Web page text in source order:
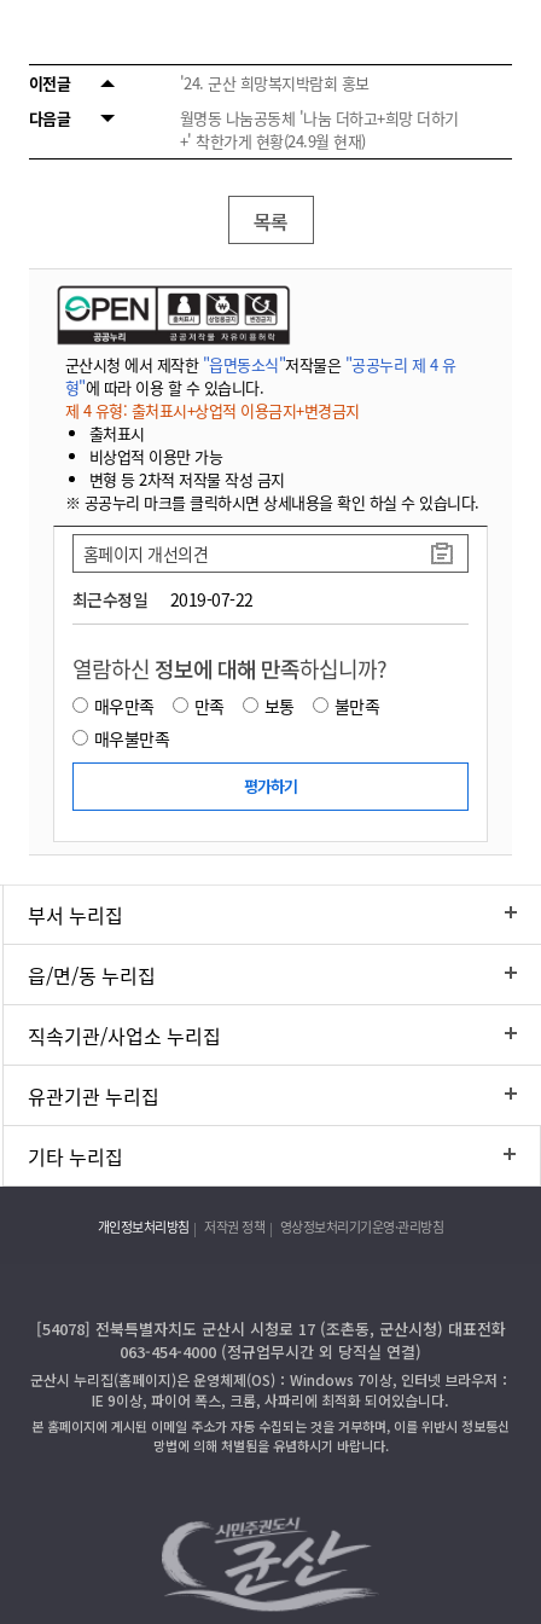
이전글
'24. 군산 희망복지박람회 홍보
다음글
월명동 나눔공동체 '나눔 더하고+희망 더하기
+' 착한가게 현황(24.9월 현재)
목록
군산시청 에서 제작한 "읍면동소식"저작물은 "공공누리 제 4 유
형"에 따라 이용 할 수 있습니다.
제 4 유형: 출처표시+상업적 이용금지+변경금지
출처표시
비상업적 이용만 가능
변형 등 2차적 저작물 작성 금지
※ 공공누리 마크를 클릭하시면 상세내용을 확인 하실 수 있습니다.
최근수정일 2019-07-22
홈페이지 개선의견
열람하신 정보에 대해 만족하십니까?
매우만족 만족 보통
불만족
매우불만족
부서 누리집
읍/면/동 누리집
직속기관/사업소 누리집
유관기관 누리집
기타 누리집
개인정보처리방침 저작권 정책 영상정보처리기기운영·관리방침
[54078] 전북특별자치도 군산시 시청로 17 (조촌동, 군산시청) 대표전화
063-454-4000 (정규업무시간 외 당직실 연결)
군산시 누리집(홈페이지)은 운영체제(OS)：Windows 7이상, 인터넷 브라우저：
IE 9이상, 파이어 폭스, 크롬, 사파리에 최적화 되어있습니다.
본 홈페이지에 게시된 이메일 주소가 자동 수집되는 것을 거부하며, 이를 위반시 정보통신
망법에 의해 처벌됨을 유념하시기 바랍니다.